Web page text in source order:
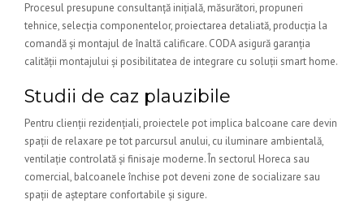
Procesul presupune consultanță inițială, măsurători, propuneri
tehnice, selecția componentelor, proiectarea detaliată, producția la
comandă și montajul de înaltă calificare. CODA asigură garanția
calității montajului și posibilitatea de integrare cu soluții smart home.
Studii de caz plauzibile
Pentru clienții rezidențiali, proiectele pot implica balcoane care devin
spații de relaxare pe tot parcursul anului, cu iluminare ambientală,
ventilație controlată și finisaje moderne. În sectorul Horeca sau
comercial, balcoanele închise pot deveni zone de socializare sau
spații de așteptare confortabile și sigure.